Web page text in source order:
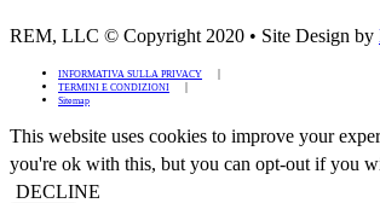
REM, LLC © Copyright 2020 • Site Design by
INFORMATIVA SULLA PRIVACY
TERMINI E CONDIZIONI
Sitemap
This website uses cookies to improve your
you're ok with this, but you can opt-out if you
DECLINE